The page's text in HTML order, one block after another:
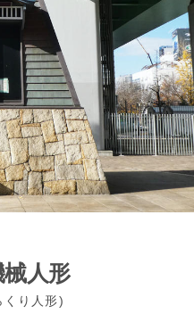
人形
くり人形)